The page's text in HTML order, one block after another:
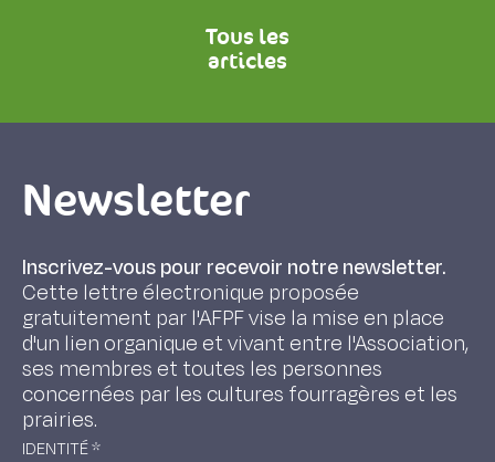
Tous les
articles
Newsletter
Inscrivez-vous pour recevoir notre newsletter.
Cette lettre électronique proposée
gratuitement par l'AFPF vise la mise en place
d'un lien organique et vivant entre l'Association,
ses membres et toutes les personnes
concernées par les cultures fourragères et les
prairies.
IDENTITÉ*